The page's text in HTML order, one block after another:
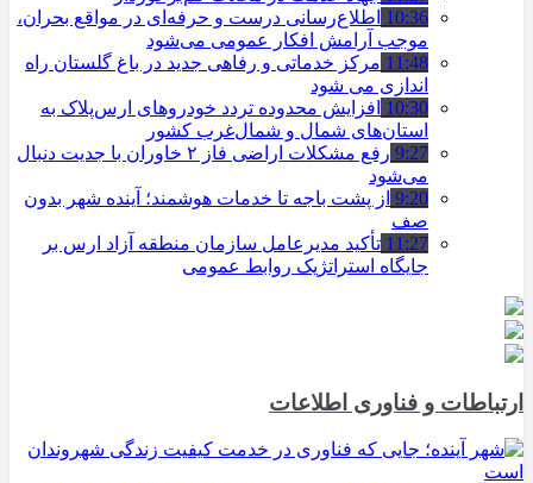
10:36 اطلاع‌رسانی درست و حرفه‌ای در مواقع بحران،
موجب آرامش افکار عمومی می‌شود
11:48 مرکز خدماتی و رفاهی جدید در باغ گلستان راه
اندازی می شود
10:30 افزایش محدوده تردد خودروهای ارس‌پلاک به
استان‌های شمال و شمال‌غرب کشور
9:27
رفع مشکلات اراضی فاز ۲ خاوران با جدیت دنبال
می‌شود
9:20 از پشت باجه تا خدمات هوشمند؛ آینده شهر بدون
صف
11:27 تأکید مدیرعامل سازمان منطقه آزاد ارس بر
جایگاه استراتژیک روابط عمومی
ارتباطات و فناوری اطلاعات